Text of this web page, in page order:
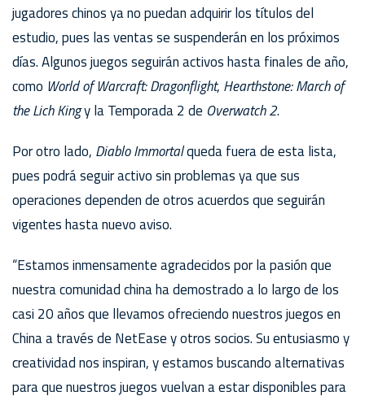
jugadores chinos ya no puedan adquirir los títulos del
estudio, pues las ventas se suspenderán en los próximos
días. Algunos juegos seguirán activos hasta finales de año,
como World of Warcraft: Dragonflight, Hearthstone: March of
the Lich Kingy la Temporada 2 de Overwatch 2.
Por otro lado, Diablo Immortalqueda fuera de esta lista,
pues podrá seguir activo sin problemas ya que sus
operaciones dependen de otros acuerdos que seguirán
vigentes hasta nuevo aviso.
“Estamos inmensamente agradecidos por la pasión que
nuestra comunidad china ha demostrado a lo largo de los
casi 20 años que llevamos ofreciendo nuestros juegos en
China a través de NetEase y otros socios. Su entusiasmo y
creatividad nos inspiran, y estamos buscando alternativas
para que nuestros juegos vuelvan a estar disponibles para